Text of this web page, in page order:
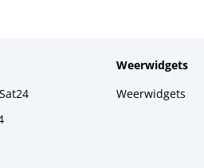
Weerwidgets
Weerwidgets